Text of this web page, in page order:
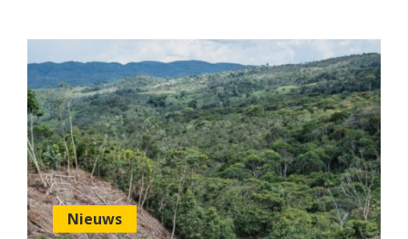
Nieuws